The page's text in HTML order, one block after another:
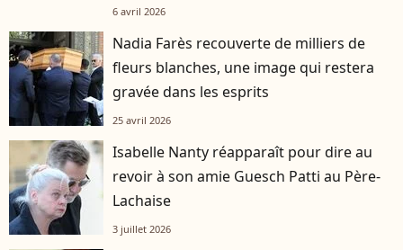
6 avril 2026
Nadia Farès recouverte de milliers de
fleurs blanches, une image qui restera
gravée dans les esprits
25 avril 2026
Isabelle Nanty réapparaît pour dire au
revoir à son amie Guesch Patti au Père-
Lachaise
3 juillet 2026